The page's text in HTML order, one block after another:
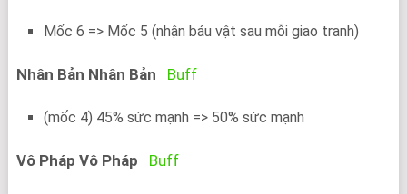
Mốc 6 => Mốc 5 (nhận báu vật sau mỗi giao tranh)
Nhân Bản Nhân Bản Buff
(mốc 4) 45% sức mạnh => 50% sức mạnh
Vô Pháp Vô Pháp Buff